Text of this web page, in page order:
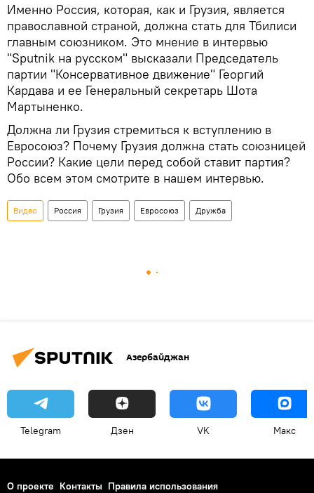
Именно Россия, которая, как и Грузия, является
православной страной, должна стать для Тбилиси
главным союзником. Это мнение в интервью
"Sputnik на русском" высказали Председатель
партии "Консервативное движение" Георгий
Кардава и ее Генеральный секретарь Шота
Мартыненко.
Должна ли Грузия стремиться к вступлению в
Евросоюз? Почему Грузия должна стать союзницей
России? Какие цели перед собой ставит партия?
Обо всем этом смотрите в нашем интервью.
Видео Россия Грузия Евросоюз Дружба
Азербайджан
Telegram Дзен VK Макс
О проекте Контакты Правила использования